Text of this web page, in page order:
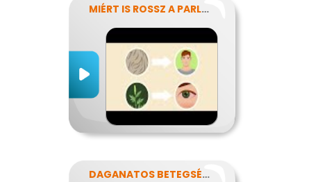
MIÉRT IS ROSSZ A PARLAGFŰ?
DAGANATOS BETEGSÉGEK